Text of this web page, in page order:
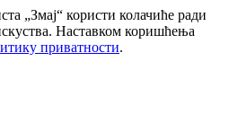
„Змај“ користи колачиће ради
Наставком коришћења
приватности.